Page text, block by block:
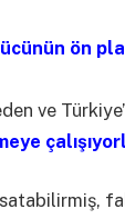
ön
ve